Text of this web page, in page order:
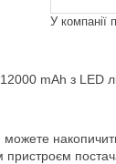
У компанії
mAh з LED
пристроєм